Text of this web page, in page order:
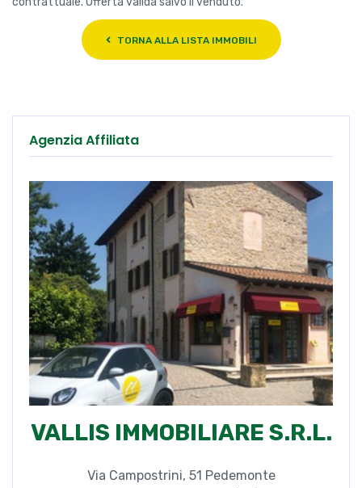
TORNA ALLA LISTA IMMOBILI
Agenzia Affiliata
VALLIS IMMOBILIARE S.R.L.
Via Campostrini, 51 Pedemonte